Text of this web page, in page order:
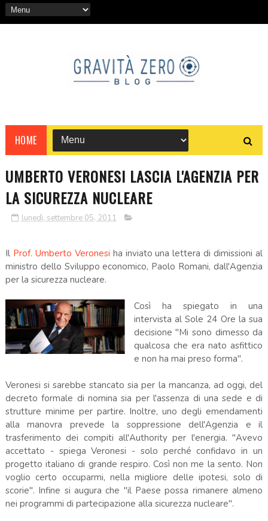
HOME
UMBERTO VERONESI LASCIA L'AGENZIA PER
LA SICUREZZA NUCLEARE
lunedì, settembre 05, 2011
Il Prof. Umberto Veronesi ha inviato una lettera di dimissioni al
ministro dello Sviluppo economico, Paolo Romani, dall'Agenzia
per la sicurezza nucleare.
Così ha spiegato in una
intervista al Sole 24 Ore la sua
decisione "Mi sono dimesso da
qualcosa che era nato asfittico
e non ha mai preso forma".
Veronesi si sarebbe stancato sia per la mancanza, ad oggi, del
decreto formale di nomina sia per l'assenza di una sede e di
strutture minime per partire. Inoltre, uno degli emendamenti
alla manovra prevede la soppressione dell'Agenzia e il
trasferimento dei compiti all'Authority per l'energia. "Avevo
accettato - spiega Veronesi - solo perché confidavo in un
progetto italiano di grande respiro. Così non me la sento. Non
voglio certo occuparmi, nella migliore delle ipotesi, solo di
scorie". Infine si augura che "il Paese possa rimanere almeno
nei programmi di partecipazione alla sicurezza nucleare".